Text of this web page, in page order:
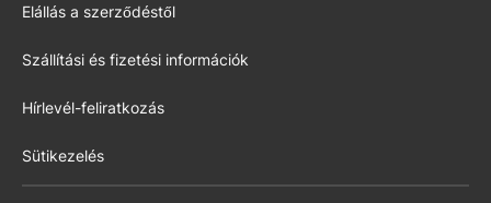
Elállás a szerződéstől
Szállítási és fizetési információk
Hírlevél-feliratkozás
Sütikezelés